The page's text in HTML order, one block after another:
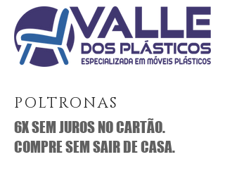
POLTRONAS
6X SEM JUROS NO CARTÃO.
COMPRE SEM SAIR DE CASA.